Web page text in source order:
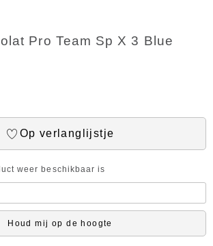
Pro Team Sp X 3 Blue
Op verlanglijstje
weer beschikbaar is
Houd mij op de hoogte